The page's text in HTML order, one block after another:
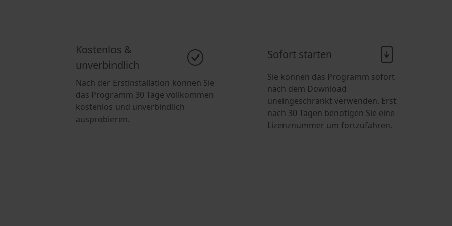
Kostenlos &
unverbindlich
Nach der Erstinstallation können Sie
das Programm 30 Tage vollkommen
kostenlos und unverbindlich
ausprobieren.
Sofort starten
Sie können das Programm sofort
nach dem Download
uneingeschränkt verwenden. Erst
nach 30 Tagen benötigen Sie eine
Lizenznummer um fortzufahren.